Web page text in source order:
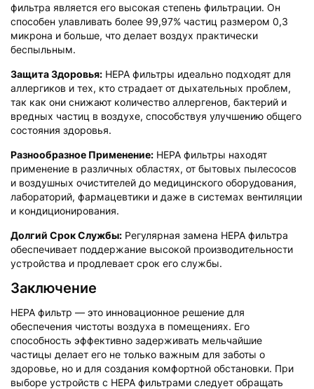
фильтра является его высокая степень фильтрации. Он
способен улавливать более 99,97% частиц размером 0,3
микрона и больше, что делает воздух практически
беспыльным.
Защита Здоровья: HEPA фильтры идеально подходят для
аллергиков и тех, кто страдает от дыхательных проблем,
так как они снижают количество аллергенов, бактерий и
вредных частиц в воздухе, способствуя улучшению общего
состояния здоровья.
Разнообразное Применение: HEPA фильтры находят
применение в различных областях, от бытовых пылесосов
и воздушных очистителей до медицинского оборудования,
лабораторий, фармацевтики и даже в системах вентиляции
и кондиционирования.
Долгий Срок Службы: Регулярная замена HEPA фильтра
обеспечивает поддержание высокой производительности
устройства и продлевает срок его службы.
Заключение
HEPA фильтр — это инновационное решение для
обеспечения чистоты воздуха в помещениях. Его
способность эффективно задерживать мельчайшие
частицы делает его не только важным для заботы о
здоровье, но и для создания комфортной обстановки. При
выборе устройств с HEPA фильтрами следует обращать